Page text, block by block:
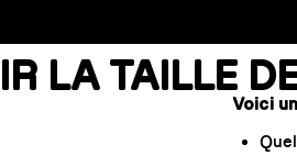
LA TAILLE
Voici